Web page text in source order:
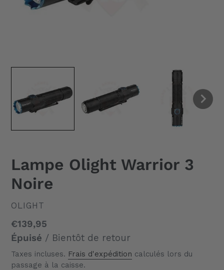
Lampe Olight Warrior 3
Noire
DISTRIBUTEUR
OLIGHT
Prix
normal
€139,95
Épuisé / Bientôt de retour
Taxes incluses. Frais d'expédition calculés lors du
passage à la caisse.